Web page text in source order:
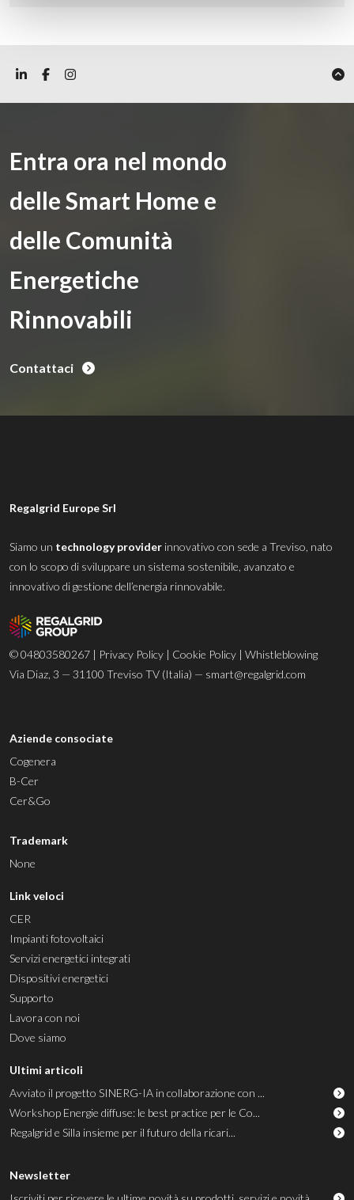
Entra ora nel mondo
delle Smart Home e
delle Comunità
Energetiche
Rinnovabili
Contattaci
Regalgrid Europe Srl
Siamo un technology provider innovativo con sede a Treviso, nato
con lo scopo di sviluppare un sistema sostenibile, avanzato e
innovativo di gestione dell’energia rinnovabile.
© 04803580267 | Privacy Policy | Cookie Policy | Whistleblowing
Via Diaz, 3 — 31100 Treviso TV (Italia) — smart@regalgrid.com
Aziende consociate
Cogenera
B-Cer
Cer&Go
Trademark
None
Link veloci
CER
Impianti fotovoltaici
Servizi energetici integrati
Dispositivi energetici
Supporto
Lavora con noi
Dove siamo
Ultimi articoli
Avviato il progetto SINERG-IA in collaborazione con ...
Workshop Energie diffuse: le best practice per le Co...
Regalgrid e Silla insieme per il futuro della ricari...
Newsletter